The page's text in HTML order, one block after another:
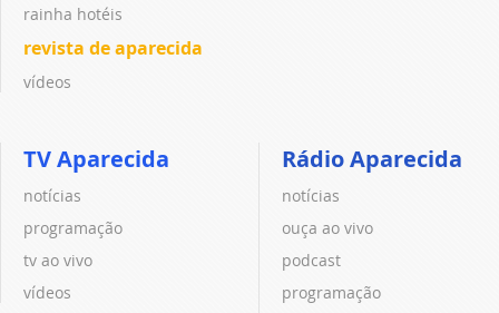
rainha hotéis
revista de aparecida
vídeos
TV Aparecida
notícias
programação
tv ao vivo
vídeos
Rádio Aparecida
notícias
ouça ao vivo
podcast
programação